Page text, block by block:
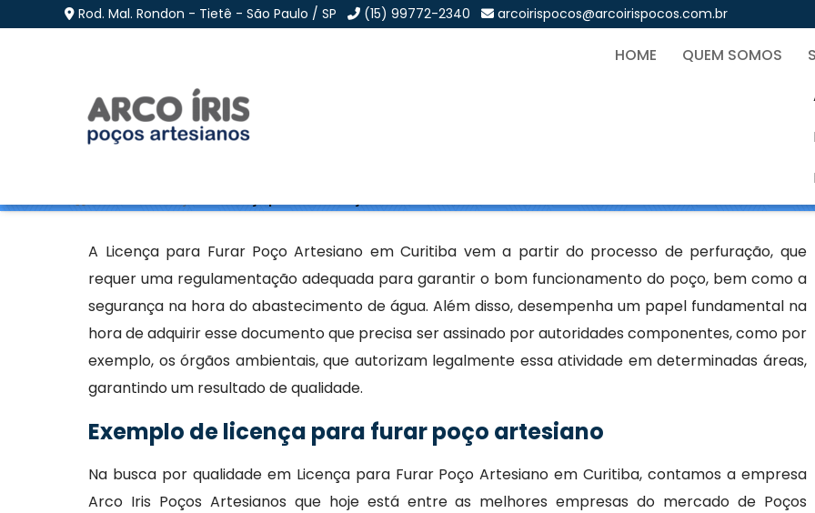
Rod. Mal. Rondon - Tietê - São Paulo / SP (15) 99772-2340 arcoirispocos@arcoirispocos.com.br
HOME QUEM SOMOS
Licença para Furar Poço Artesiano em Curitiba
A Licença para Furar Poço Artesiano em Curitiba vem a partir do processo de perfuração, que
requer uma regulamentação adequada para garantir o bom funcionamento do poço, bem como a
segurança na hora do abastecimento de água. Além disso, desempenha um papel fundamental na
hora de adquirir esse documento que precisa ser assinado por autoridades componentes, como por
exemplo, os órgãos ambientais, que autorizam legalmente essa atividade em determinadas áreas,
garantindo um resultado de qualidade.
Exemplo de licença para furar poço artesiano
Na busca por qualidade em Licença para Furar Poço Artesiano em Curitiba, contamos a empresa
Arco Iris Poços Artesianos que hoje está entre as melhores empresas do mercado de Poços